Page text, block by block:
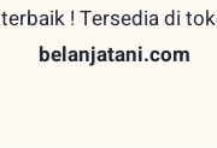
terbaik ! Tersedia di
belanjatani.com